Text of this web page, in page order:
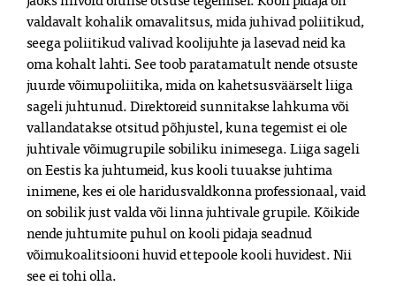
valdavalt kohalik omavalitsus, mida juhivad poliitikud,
seega poliitikud valivad koolijuhte ja lasevad neid ka
oma kohalt lahti. See toob paratamatult nende otsuste
juurde võimupoliitika, mida on kahetsusväärselt liiga
sageli juhtunud. Direktoreid sunnitakse lahkuma või
vallandatakse otsitud põhjustel, kuna tegemist ei ole
juhtivale võimugrupile sobiliku inimesega. Liiga sageli
on Eestis ka juhtumeid, kus kooli tuuakse juhtima
inimene, kes ei ole haridusvaldkonna professionaal, vaid
on sobilik just valda või linna juhtivale grupile. Kõikide
nende juhtumite puhul on kooli pidaja seadnud
võimukoalitsiooni huvid ettepoole kooli huvidest. Nii
see ei tohi olla.